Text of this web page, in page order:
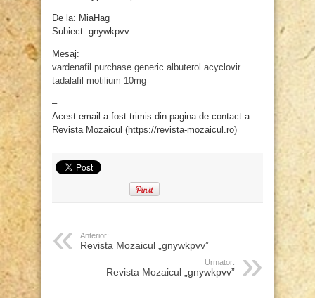
De la: MiaHag
Subiect: gnywkpvv
Mesaj:
vardenafil purchase generic albuterol acyclovir
tadalafil motilium 10mg
–
Acest email a fost trimis din pagina de contact a
Revista Mozaicul (https://revista-mozaicul.ro)
Anterior:
Revista Mozaicul „gnywkpvv”
Urmator:
Revista Mozaicul „gnywkpvv”